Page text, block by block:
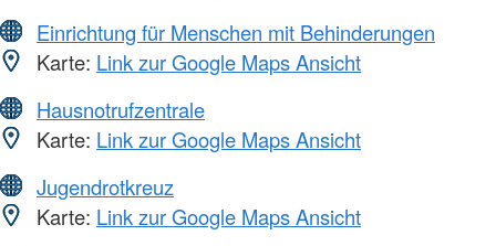
Einrichtung für Menschen mit Behinderungen
Karte: Link zur Google Maps Ansicht
Hausnotrufzentrale
Karte: Link zur Google Maps Ansicht
Jugendrotkreuz
Karte: Link zur Google Maps Ansicht